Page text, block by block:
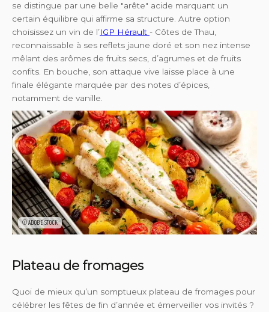
se distingue par une belle "arête" acide marquant un
certain équilibre qui affirme sa structure. Autre option
choisissez un vin de l’IGP Hérault - Côtes de Thau,
reconnaissable à ses reflets jaune doré et son nez intense
mêlant des arômes de fruits secs, d’agrumes et de fruits
confits. En bouche, son attaque vive laisse place à une
finale élégante marquée par des notes d’épices,
notamment de vanille.
©ADOBE STOCK
Plateau de fromages
Quoi de mieux qu’un somptueux plateau de fromages pour
célébrer les fêtes de fin d’année et émerveiller vos invités ?